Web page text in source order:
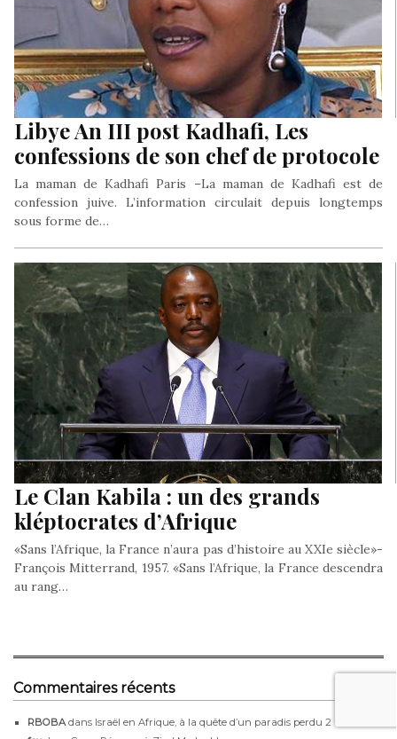
Libye An III post Kadhafi, Les
confessions de son chef de protocole
La maman de Kadhafi Paris –La maman de Kadhafi est de
confession juive. L’information circulait depuis longtemps
sous forme de…
Le Clan Kabila : un des grands
kléptocrates d’Afrique
«Sans l’Afrique, la France n’aura pas d’histoire au XXIe siècle»-
François Mitterrand, 1957. «Sans l’Afrique, la France descendra
au rang…
Commentaires récents
RBOBAdans Israël en Afrique, à la quête d’un paradis perdu 2